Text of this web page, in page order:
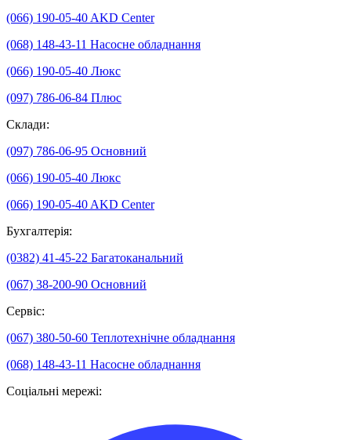
(066) 190-05-40 AKD Center
(068) 148-43-11 Насосне обладнання
(066) 190-05-40 Люкс
(097) 786-06-84 Плюс
Склади:
(097) 786-06-95 Основний
(066) 190-05-40 Люкс
(066) 190-05-40 AKD Center
Бухгалтерія:
(0382) 41-45-22 Багатоканальний
(067) 38-200-90 Основний
Сервіс:
(067) 380-50-60 Теплотехнічне обладнання
(068) 148-43-11 Насосне обладнання
Соціальні мережі: